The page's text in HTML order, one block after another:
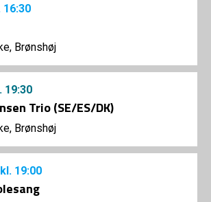
16:30
Brønshøj
19:30
Trio (SE/ES/DK)
Brønshøj
kl. 19:00